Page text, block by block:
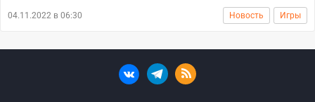
04.11.2022 в 06:30 Новость Игры